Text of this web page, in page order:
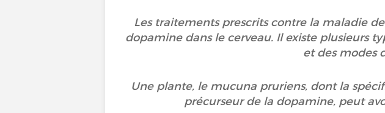
Les traitements prescrits contre la maladie
dopamine dans le cerveau. Il existe plusieurs
et des modes
Une plante, le mucuna pruriens, dont la
précurseur de la dopamine, peut